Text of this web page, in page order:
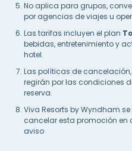
No aplica para grupos,
por agencias de viajes u
Las tarifas incluyen el plan
bebidas, entretenimiento y
hotel.
Las políticas de
regirán por las condiciones
reserva.
Viva Resorts by Wyndham
cancelar esta promoción en
aviso